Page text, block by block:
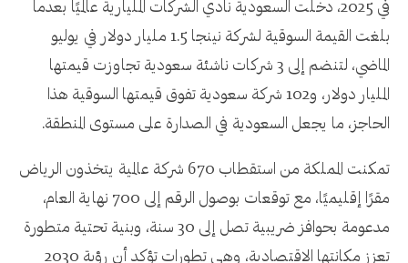
في 2025، دخلت السعودية نادي الشركات المليارية عالميًا بعدما
بلغت القيمة السوقية لشركة نينجا 1.5 مليار دولار في يوليو
الماضي، لتنضم إلى 3 شركات ناشئة سعودية تجاوزت قيمتها
المليار دولار، و102 شركة سعودية تفوق قيمتها السوقية هذا
الحاجز، ما يجعل السعودية في الصدارة على مستوى المنطقة.
تمكنت المملكة من استقطاب 670 شركة عالمية يتخذون الرياض
مقرًا إقليميًا، مع توقعات بوصول الرقم إلى 700 نهاية العام،
مدعومة بحوافز ضريبية تصل إلى 30 سنة، وبنية تحتية متطورة
تعزز مكانتها الاقتصادية، وهي تطورات تؤكد أن رؤية 2030